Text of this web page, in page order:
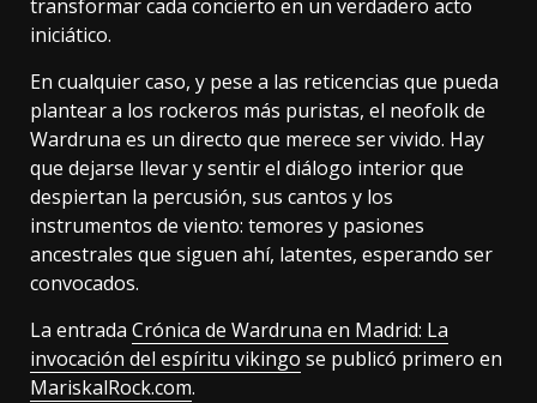
transformar cada concierto en un verdadero acto
iniciático.
En cualquier caso, y pese a las reticencias que pueda
plantear a los rockeros más puristas, el neofolk de
Wardruna es un directo que merece ser vivido. Hay
que dejarse llevar y sentir el diálogo interior que
despiertan la percusión, sus cantos y los
instrumentos de viento: temores y pasiones
ancestrales que siguen ahí, latentes, esperando ser
convocados.
La entrada Crónica de Wardruna en Madrid: La
invocación del espíritu vikingo se publicó primero en
MariskalRock.com.